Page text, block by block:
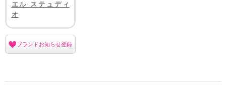
エル ステュディ
オ
ブランドお知らせ登録